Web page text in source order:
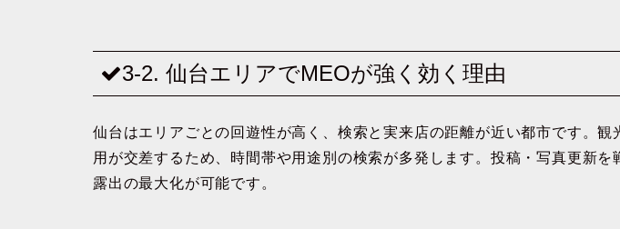
3-2. 仙台エリアでMEOが強く効く理由
仙台はエリアごとの回遊性が高く、検索と実来店の距離が近い都市です。観
用が交差するため、時間帯や用途別の検索が多発します。投稿・写真更新を
露出の最大化が可能です。